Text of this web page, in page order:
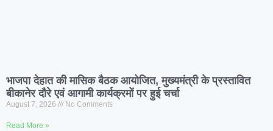
भाजपा देहात की मासिक बैठक आयोजित, मुख्यमंत्री के प्रस्तावित
बीकानेर दौरे एवं आगामी कार्यक्रमों पर हुई चर्चा
August 7, 2026 No Comments
Read More »